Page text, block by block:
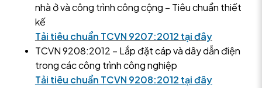
nhà ở và công trình công cộng – Tiêu chuẩn thiết
kế
Tải tiêu chuẩn TCVN 9207:2012 tại đây
TCVN 9208:2012 – Lắp đặt cáp và dây dẫn điện
trong các công trình công nghiệp
Tải tiêu chuẩn TCVN 9208:2012 tại đây